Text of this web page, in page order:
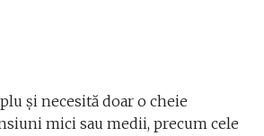
și necesită doar o cheie
mici sau medii, precum cele